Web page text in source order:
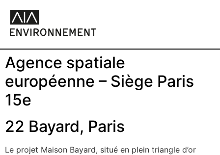
Agence spatiale
européenne – Siège Paris
15e
22 Bayard, Paris
Le projet Maison Bayard, situé en plein triangle d’or